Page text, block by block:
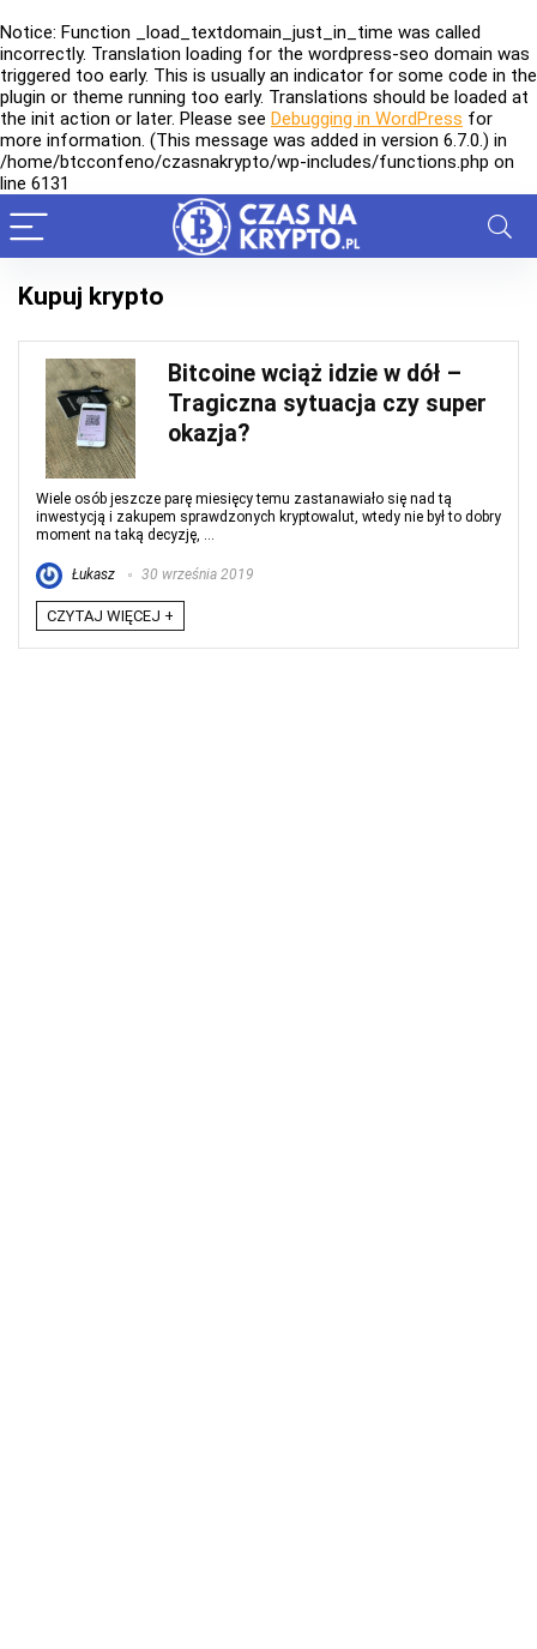
Notice: Function _load_textdomain_just_in_time was called
incorrectly. Translation loading for the wordpress-seo domain was
triggered too early. This is usually an indicator for some code in the
plugin or theme running too early. Translations should be loaded at
the init action or later. Please see Debugging in WordPress for
more information. (This message was added in version 6.7.0.) in
/home/btcconfeno/czasnakrypto/wp-includes/functions.php on
line 6131
Kupuj krypto
Bitcoine wciąż idzie w dół –
Tragiczna sytuacja czy super
okazja?
Wiele osób jeszcze parę miesięcy temu zastanawiało się nad tą
inwestycją i zakupem sprawdzonych kryptowalut, wtedy nie był to dobry
moment na taką decyzję, ...
Łukasz 30 września 2019
CZYTAJ WIĘCEJ +